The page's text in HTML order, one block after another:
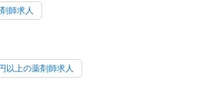
師求人
以上の薬剤師求人